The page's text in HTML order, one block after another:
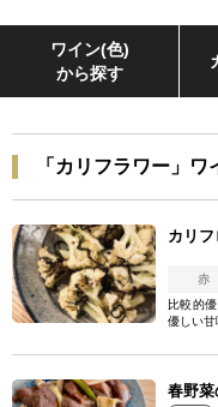
ワイン(色)
から探す
「カリフラワー」
カリ
赤
比較的
優しい甘
春野菜